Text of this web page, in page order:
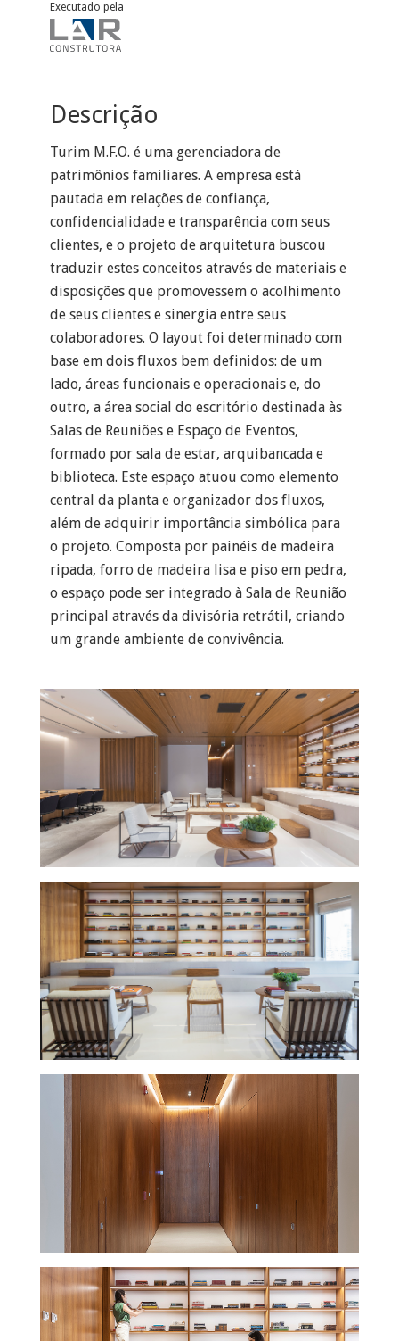
Executado pela
Descrição
Turim M.F.O. é uma gerenciadora de
patrimônios familiares. A empresa está
pautada em relações de confiança,
confidencialidade e transparência com seus
clientes, e o projeto de arquitetura buscou
traduzir estes conceitos através de materiais e
disposições que promovessem o acolhimento
de seus clientes e sinergia entre seus
colaboradores. O layout foi determinado com
base em dois fluxos bem definidos: de um
lado, áreas funcionais e operacionais e, do
outro, a área social do escritório destinada às
Salas de Reuniões e Espaço de Eventos,
formado por sala de estar, arquibancada e
biblioteca. Este espaço atuou como elemento
central da planta e organizador dos fluxos,
além de adquirir importância simbólica para
o projeto. Composta por painéis de madeira
ripada, forro de madeira lisa e piso em pedra,
o espaço pode ser integrado à Sala de Reunião
principal através da divisória retrátil, criando
um grande ambiente de convivência.